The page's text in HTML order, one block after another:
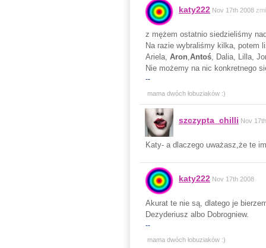
katy222 Nov 17th 2008
z mężem ostatnio siedzieliśmy
Na razie wybraliśmy kilka, potem
Ariela, Aron,Antoś, Dalia, Lilla,
Nie możemy na nic konkretnego
--
mama dwóch łobuziaków :)
szczypta_chilli Nov
Katy- a dlaczego uważasz,że te
katy222 Nov 17th 2008
Akurat te nie są, dlatego je
Dezyderiusz albo Dobrogniew.
--
mama dwóch łobuziaków :)